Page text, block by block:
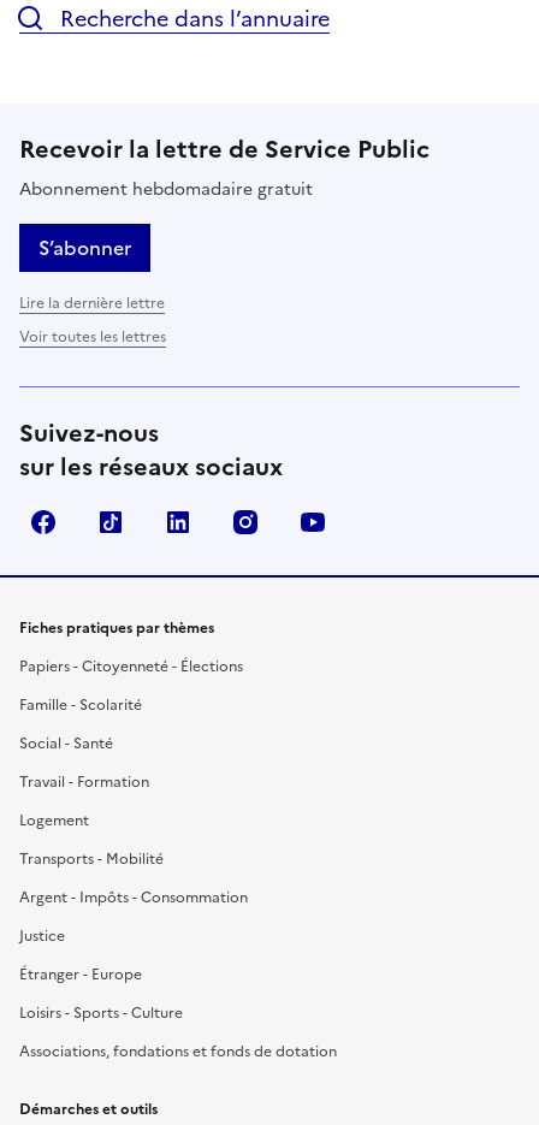
Recherche dans l’annuaire
Recevoir la lettre de Service Public
Abonnement hebdomadaire gratuit
S’abonner
Lire la dernière lettre
Voir toutes les lettres
Suivez-nous
sur les réseaux sociaux
FacebookTikTok LinkedIn Instagram
Fiches pratiques par thèmes
Papiers - Citoyenneté - Élections
Famille - Scolarité
Social - Santé
Travail - Formation
Logement
Transports - Mobilité
Argent - Impôts - Consommation
Justice
Étranger - Europe
Loisirs - Sports - Culture
Associations, fondations et fonds de dotation
Démarches et outils